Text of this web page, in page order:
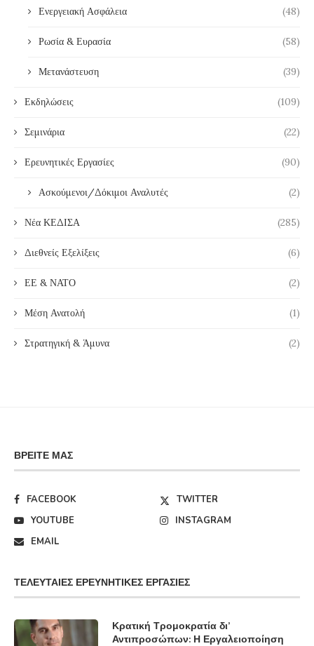
Ενεργειακή Ασφάλεια (48)
Ρωσία & Ευρασία (58)
Μετανάστευση (39)
Εκδηλώσεις (109)
Σεμινάρια (22)
Ερευνητικές Εργασίες (90)
Ασκούμενοι/Δόκιμοι Αναλυτές (2)
Νέα ΚΕΔΙΣΑ (285)
Διεθνείς Εξελίξεις (6)
ΕΕ & ΝΑΤΟ (2)
Μέση Ανατολή (1)
Στρατηγική & Άμυνα (2)
ΒΡΕΊΤΕ ΜΑΣ
FACEBOOK
TWITTER
YOUTUBE
INSTAGRAM
EMAIL
ΤΕΛΕΥΤΑΊΕΣ ΕΡΕΥΝΗΤΙΚΈΣ ΕΡΓΑΣΊΕΣ
Κρατική Τρομοκρατία δι’
Αντιπροσώπων: Η Εργαλειοποίηση